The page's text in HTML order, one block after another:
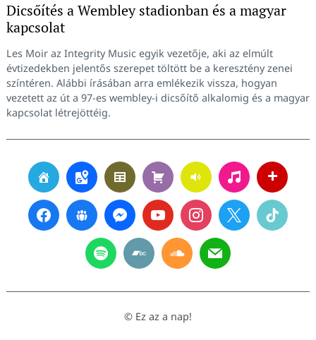
Dicsőítés a Wembley stadionban és a magyar
kapcsolat
Les Moir az Integrity Music egyik vezetője, aki az elmúlt
évtizedekben jelentős szerepet töltött be a keresztény zenei
színtéren. Alábbi írásában arra emlékezik vissza, hogyan
vezetett az út a 97-es wembley-i dicsőítő alkalomig és a magyar
kapcsolat létrejöttéig.
© Ez az a nap!